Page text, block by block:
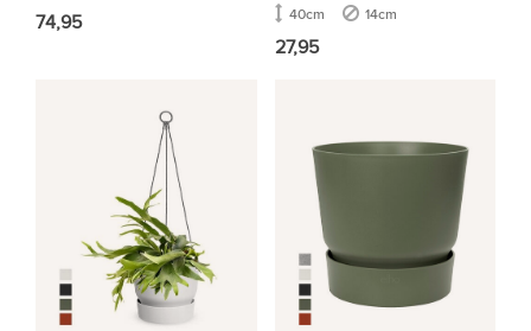
74,95 40cm 14cm
27,95